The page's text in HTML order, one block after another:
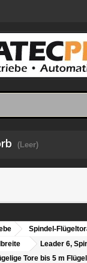
(Leer)
Spindel-
Leader 6,
Tore bis 5 m